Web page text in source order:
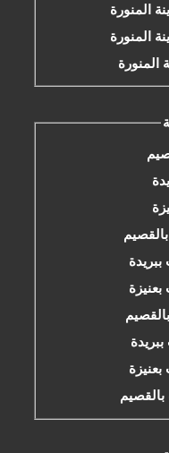
المنورة
المنورة
المنورة